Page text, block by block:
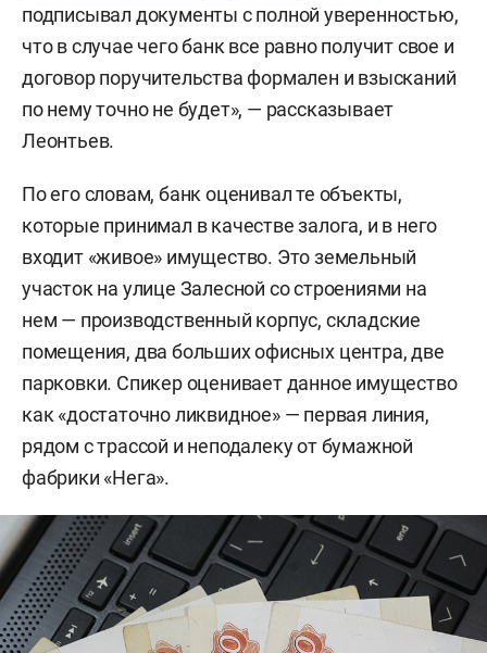
подписывал документы с полной уверенностью,
что в случае чего банк все равно получит свое и
договор поручительства формален и взысканий
по нему точно не будет», — рассказывает
Леонтьев.
По его словам, банк оценивал те объекты,
которые принимал в качестве залога, и в него
входит «живое» имущество. Это земельный
участок на улице Залесной со строениями на
нем — производственный корпус, складские
помещения, два больших офисных центра, две
парковки. Спикер оценивает данное имущество
как «достаточно ликвидное» — первая линия,
рядом с трассой и неподалеку от бумажной
фабрики «Нега».